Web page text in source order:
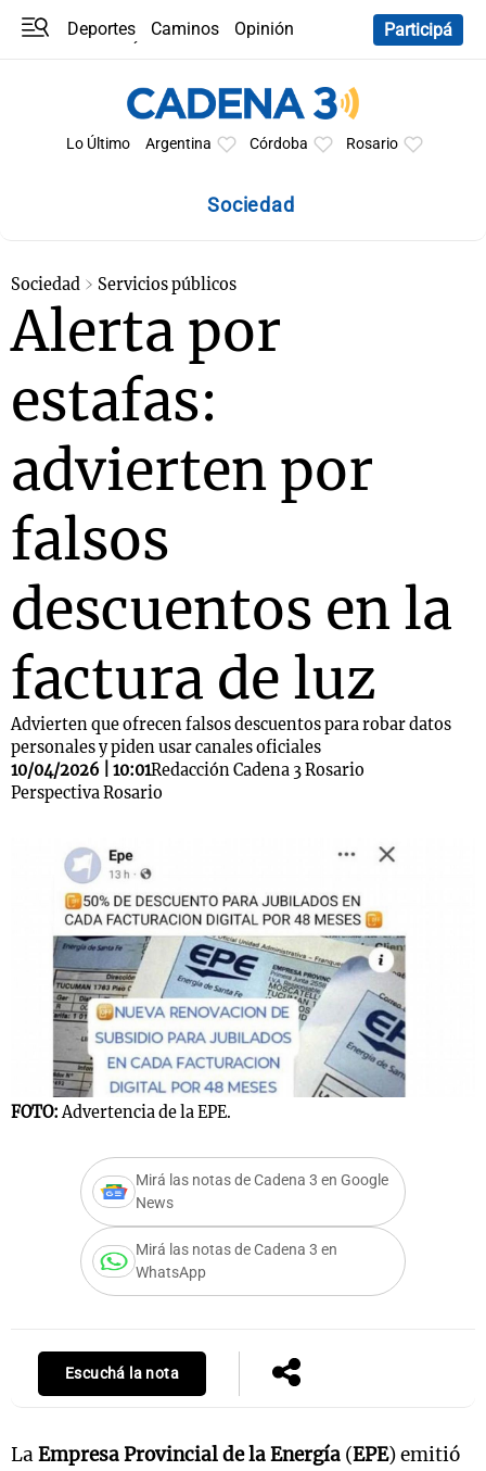
Deportes Caminos
Opinión
Participá
Lo Último Argentina Córdoba Rosario
Sociedad
Sociedad Servicios públicos
Alerta por
estafas:
advierten por
falsos
descuentos en la
factura de luz
Advierten que ofrecen falsos descuentos para robar datos
personales y piden usar canales oficiales
10/04/2026 | 10:01Redacción Cadena 3 Rosario
Perspectiva Rosario
FOTO:Advertencia de la EPE.
Mirá las notas de Cadena 3 en Google
News
Mirá las notas de Cadena 3 en
WhatsApp
Escuchá la nota
LaEmpresa Provincial de la Energía (EPE) emitió
Notas
Notas